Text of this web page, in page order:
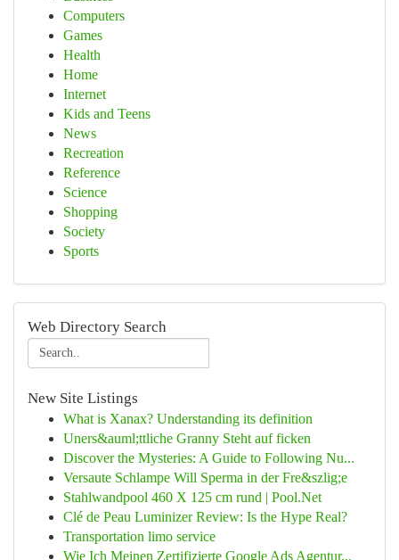
Computers
Games
Health
Home
Internet
Kids and Teens
News
Recreation
Reference
Science
Shopping
Society
Sports
Web Directory Search
New Site Listings
What is Xanax? Understanding its definition
Uners&auml;ttliche Granny Steht auf ficken
Discover the Mysteries: A Guide to Following Nu...
Versaute Schlampe Will Sperma in der Fre&szlig;e
Stahlwandpool 460 X 125 cm rund | Pool.Net
Clé de Peau Luminizer Review: Is the Hype Real?
Transportation limo service
Wie Ich Meinen Zertifizierte Google Ads Agentur...